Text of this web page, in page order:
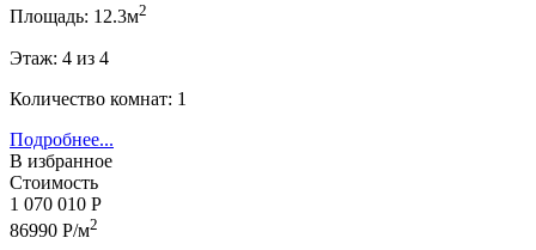
Площадь: 12.3м2
Этаж: 4 из 4
Количество комнат: 1
Подробнее...
В избранное
Стоимость
1 070 010 Р
86990 Р/м2